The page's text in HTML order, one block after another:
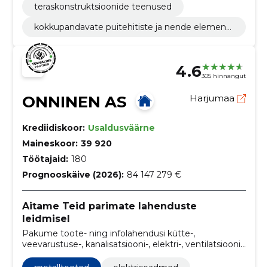
teraskonstruktsioonide teenused
kokkupandavate puitehitiste ja nende elementi
4.6305 hinnangut
ONNINEN AS Harjumaa
Krediidiskoor: Usaldusväärne
Maineskoor: 39 920
Töötajaid: 180
Prognooskäive (2026): 84 147 279 €
Aitame Teid parimate lahenduste
leidmisel
Pakume toote- ning infolahendusi kütte-,
veevarustuse-, kanalisatsiooni-, elektri-, ventilatsiooni-,